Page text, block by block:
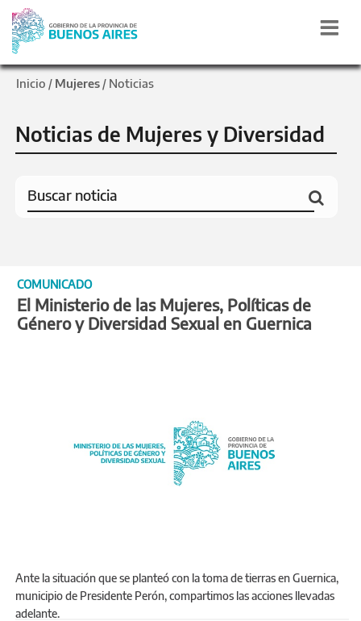
Inicio / Mujeres / Noticias
Noticias de Mujeres y Diversidad
COMUNICADO
El Ministerio de las Mujeres, Políticas de
Género y Diversidad Sexual en Guernica
Ante la situación que se planteó con la toma de tierras en Guernica,
municipio de Presidente Perón, compartimos las acciones llevadas
adelante.